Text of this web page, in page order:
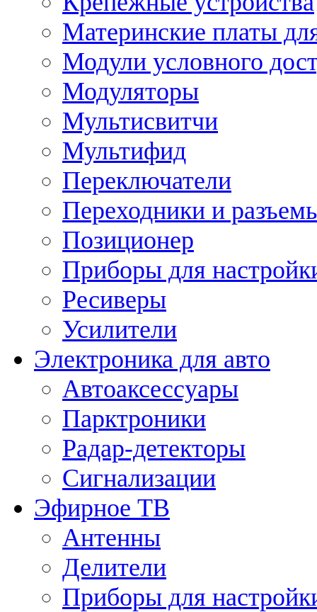
Материнские платы
Модули условного
Модуляторы
Мультисвитчи
Мультифид
Переключатели
Переходники и
Позиционер
Приборы для
Ресиверы
Усилители
Электроника для авто
Автоаксессуары
Парктроники
Радар-детекторы
Сигнализации
Эфирное ТВ
Антенны
Делители
Приборы для